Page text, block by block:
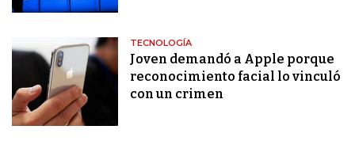
TECNOLOGÍA
Joven demandó a Apple porque
reconocimiento facial lo vinculó
con un crimen